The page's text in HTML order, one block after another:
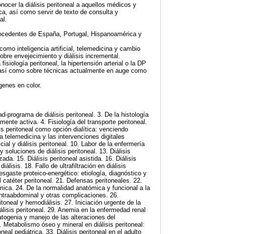
la diálisis peritoneal a aquellos médicos y
así como servir de texto de consulta y
de España, Portugal, Hispanoamérica y
inteligencia artificial, telemedicina y cambio
envejecimiento y diálisis incremental.
peritoneal, la hipertensión arterial o la DP
como sobre técnicas actualmente en auge como
en color.
programa de diálisis peritoneal. 3. De la histología
activa. 4. Fisiología del transporte peritoneal.
peritoneal como opción dialítica: venciendo
telemedicina y las intervenciones digitales
y diálisis peritoneal. 10. Labor de la enfermería
soluciones de diálisis peritoneal. 13. Diálisis
15. Diálisis peritoneal asistida. 16. Diálisis
18. Fallo de ultrafiltración en diálisis
proteico-energético: etiología, diagnóstico y
peritoneal. 21. Defensas peritoneales. 22.
24. De la normalidad anatómica y funcional a la
y otras complicaciones. 26.
y hemodiálisis. 27. Iniciación urgente de la
peritoneal. 29. Anemia en la enfermedad renal
y manejo de las alteraciones del
óseo y mineral en diálisis peritoneal:
pediátrica. 33. Diálisis peritoneal en el adulto